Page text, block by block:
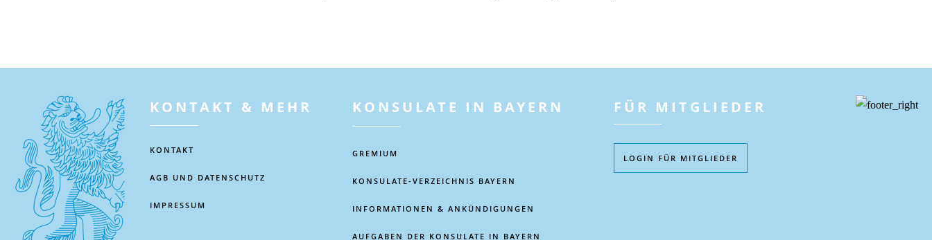
KONTAKT & MEHR
KONTAKT
AGB UND DATENSCHUTZ
IMPRESSUM
KONSULATE IN BAYERN
GREMIUM
KONSULATE-VERZEICHNIS BAYERN
INFORMATIONEN & ANKÜNDIGUNGEN
AUFGABEN DER KONSULATE IN BAYERN
FÜR MITGLIEDER
LOGIN FÜR MITGLIEDER